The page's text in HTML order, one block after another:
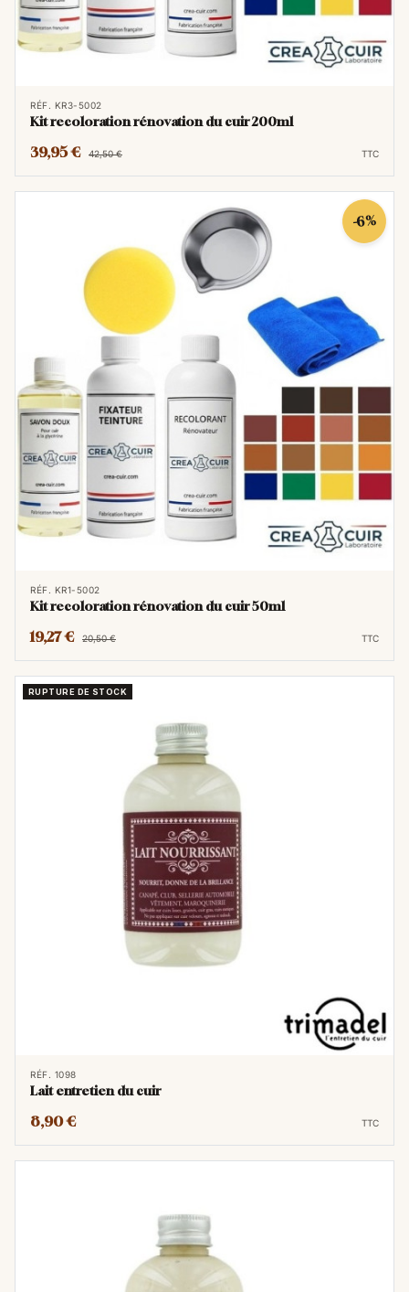
RÉF. KR3-5002
Kit recoloration rénovation du cuir 200ml
39,95 € 42,50 € TTC
-6%
RÉF. KR1-5002
Kit recoloration rénovation du cuir 50ml
19,27 € 20,50 € TTC
RUPTURE DE STOCK
RÉF. 1098
Lait entretien du cuir
8,90 € TTC